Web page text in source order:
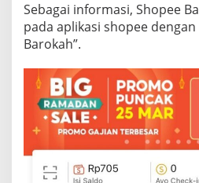
Sebagai informasi, Shopee
pada aplikasi shopee
Barokah”.